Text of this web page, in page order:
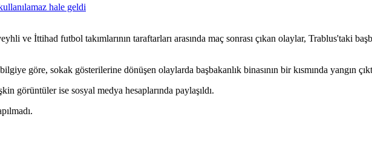
hale geldi
ve İttihad futbol takımlarının taraftarları arasında maç sonrası çıkan olaylar, Trablus'taki
göre, sokak gösterilerine dönüşen olaylarda başbakanlık binasının bir kısmında yangın
görüntüler ise sosyal medya hesaplarında paylaşıldı.